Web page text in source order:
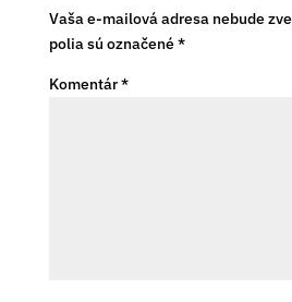
Vaša e-mailová adresa nebude
polia sú označené*
Komentár*